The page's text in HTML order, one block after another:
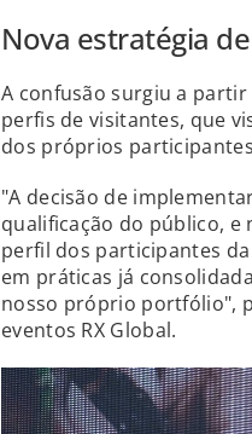
Nova estratégia
A confusão surgiu a
perfis de visitantes, que
dos próprios
"A decisão de
qualificação do público, e
perfil dos participantes da
em práticas já
nosso próprio portfólio",
eventos RX Global.